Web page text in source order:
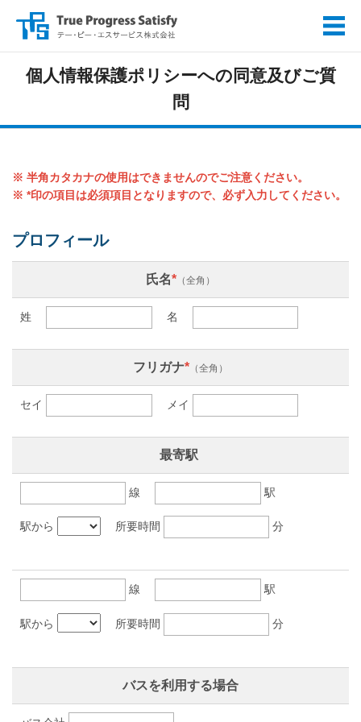
個人情報保護ポリシーへの同意及びご質
問
※ 半角カタカナの使用はできませんのでご注意ください。
※ *印の項目は必須項目となりますので、必ず入力してください。
プロフィール
氏名* （全角）
姓 名
フリガナ* （全角）
セイ メイ
最寄駅
線 駅
駅から 所要時間 分
線 駅
駅から 所要時間 分
バスを利用する場合